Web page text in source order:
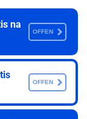
na
OFFEN
OFFEN